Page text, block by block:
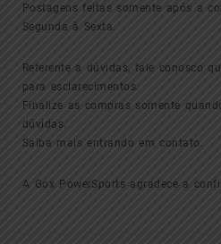
Postagens feitas somente após a
Segunda à Sexta.
Referente a dúvidas, fale conosco
para esclarecimentos.
Finalize as compras somente
dúvidas.
Saiba mais entrando em contato.
A Gox PowerSports agradece a